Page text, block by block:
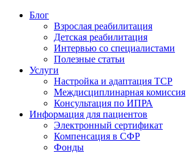
Блог
Взрослая реабилитация
Детская реабилитация
Интервью со специалистами
Полезные статьи
Услуги
Настройка и адаптация ТСР
Междисциплинарная комиссия
Консультация по ИПРА
Информация для пациентов
Электронный сертификат
Компенсация в СФР
Фонды